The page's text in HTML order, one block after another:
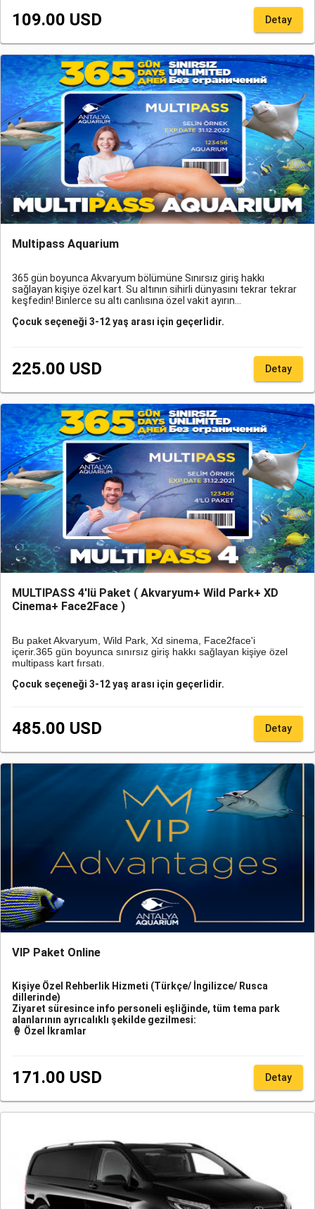
109.00 USD Detay
Multipass Aquarium
365 gün boyunca Akvaryum bölümüne Sınırsız giriş hakkı
sağlayan kişiye özel kart. Su altının sihirli dünyasını tekrar tekrar
keşfedin! Binlerce su altı canlısına özel vakit ayırın…
Çocuk seçeneği 3-12 yaş arası için geçerlidir.
misafirlerimizin transfer talep formunda rezervasyon numarası
belirtmesi zorunludur. Bu hizmet Online rezervasyon QR kodu/
rezervasyon numarası, acente rezervasyon QR kodu/
225.00 USD Detay
MULTIPASS 4'lü Paket ( Akvaryum+ Wild Park+ XD
Cinema+ Face2Face )
Bu paket Akvaryum, Wild Park, Xd sinema, Face2face'i
içerir.365 gün boyunca sınırsız giriş hakkı sağlayan kişiye özel
multipass kart fırsatı.
Çocuk seçeneği 3-12 yaş arası için geçerlidir.
misafirlerimizin transfer talep formunda rezervasyon
numarası belirtmesi zorunludur. Bu hizmet Online
rezervasyon QR kodu/ rezervasyon numarası, acente
rezervasyon QR kodu/ rezervasyon numarası veya giriş
gününe ait fiziksel bileti olan misafirlerimize
verilebilmektedir.
485.00 USD Detay
VIP Paket Online
Kişiye Özel Rehberlik Hizmeti (Türkçe/ İngilizce/ Rusca
dillerinde)
Ziyaret süresince info personeli eşliğinde, tüm tema park
alanlarının ayrıcalıklı şekilde gezilmesi:
🍦 Özel İkramlar
171.00 USD Detay